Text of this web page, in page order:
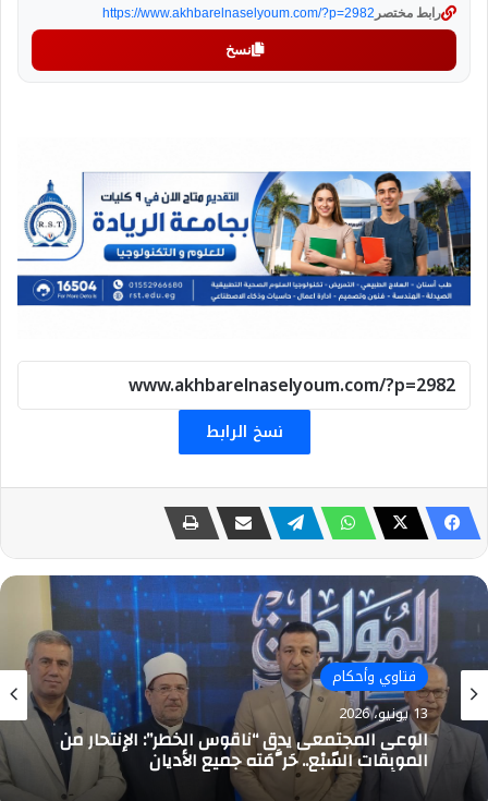
رابط مختصر https://www.akhbarelnaselyoum.com/?p=2982
نسخ
نسخ الرابط
فتاوي وأحكام
7 يونيو، 2026
بعد نشر الجريدة الرسمية قرار تعيين د. محمد مهنا
شيخًا للطريقة